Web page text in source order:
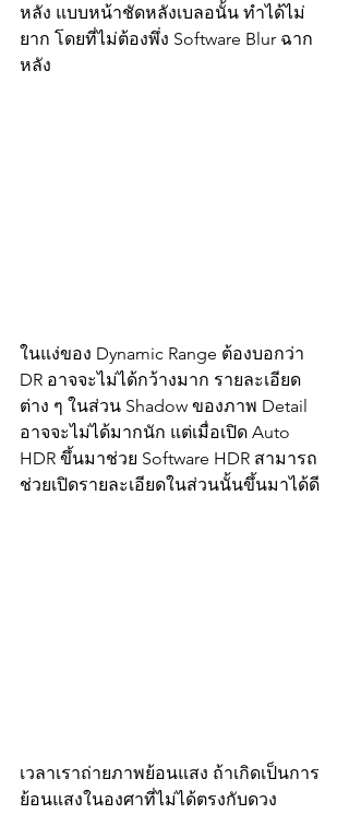
หลัง แบบหน้าชัดหลังเบลอนั้น ทำได้ไม่
ยาก โดยที่ไม่ต้องพึ่ง Software Blur ฉาก
หลัง
ในแง่ของ Dynamic Range ต้องบอกว่า
DR อาจจะไม่ได้กว้างมาก รายละเอียด
ต่าง ๆ ในส่วน Shadow ของภาพ Detail
อาจจะไม่ได้มากนัก แต่เมื่อเปิด Auto
HDR ขึ้นมาช่วย Software HDR สามารถ
ช่วยเปิดรายละเอียดในส่วนนั้นขึ้นมาได้ดี
เวลาเราถ่ายภาพย้อนแสง ถ้าเกิดเป็นการ
ย้อนแสงในองศาที่ไม่ได้ตรงกับดวง